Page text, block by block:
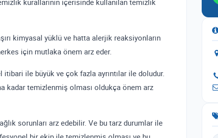
kurallarının içerisinde kullanılan temizlik
kimyasal yüklü ve hatta alerjik reaksiyonların
için mutlaka önem arz eder.
ile büyük ve çok fazla ayrıntılar ile doludur.
kadar temizlenmiş olması oldukça önem arz
sorunları arz edebilir. Ve bu tarz durumlar ile